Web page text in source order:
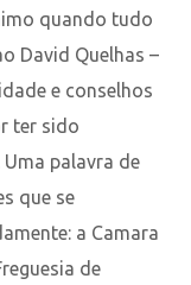
quando tudo
David Quelhas –
e conselhos
ter sido
palavra de
que se
a Camara
de